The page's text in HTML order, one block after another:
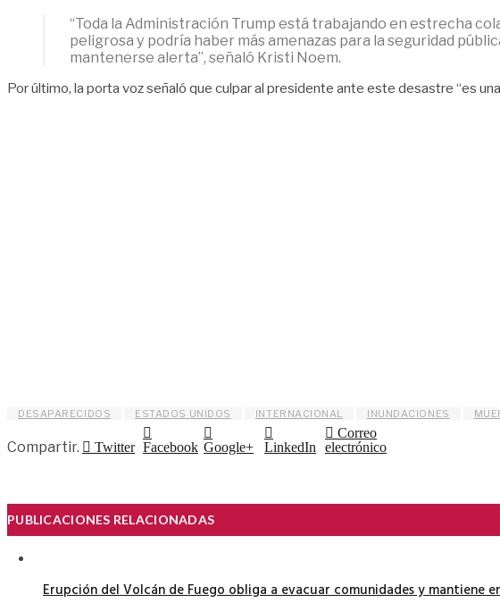
“Toda la Administración Trump está trabajando en estrecha
peligrosa y podría haber más amenazas para la seguridad
mantenerse alerta”, señaló Kristi Noem.
Por último, la porta voz señaló que culpar al presidente ante este desastre “es
DESAPARECIDOS ESTADOS UNIDOS INTERNACIONAL INUNDACIONES
Compartir. Twitter Facebook Google+ LinkedIn
Correo
electrónico
PUBLICACIONES RELACIONADAS
Erupción del Volcán de Fuego obliga a evacuar comunidades y mantiene